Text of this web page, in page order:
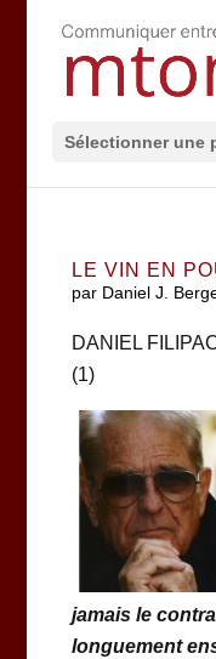
Sélectionner une
LE VIN EN
par Daniel J.
DANIEL
(1)
jamais le
longuement